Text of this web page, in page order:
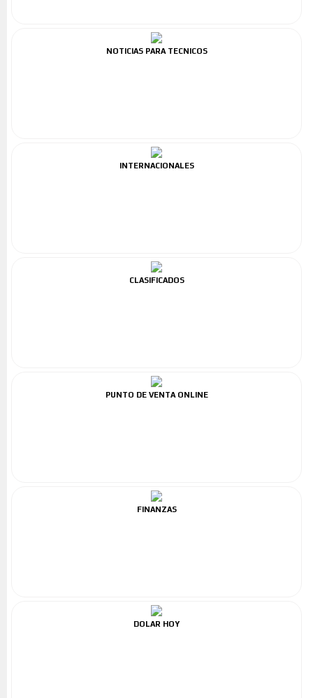
NOTICIAS PARA TECNICOS
INTERNACIONALES
CLASIFICADOS
PUNTO DE VENTA ONLINE
FINANZAS
DOLAR HOY